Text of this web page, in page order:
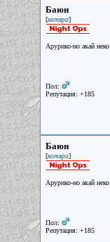
Баюн
[котяра]
Арурико-но акай неко
Пол:
Репутация: +185
Баюн
[котяра]
Арурико-но акай неко
Пол:
Репутация: +185